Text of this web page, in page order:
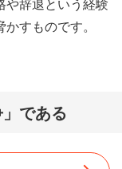
や辞退という経験
すものです。
である